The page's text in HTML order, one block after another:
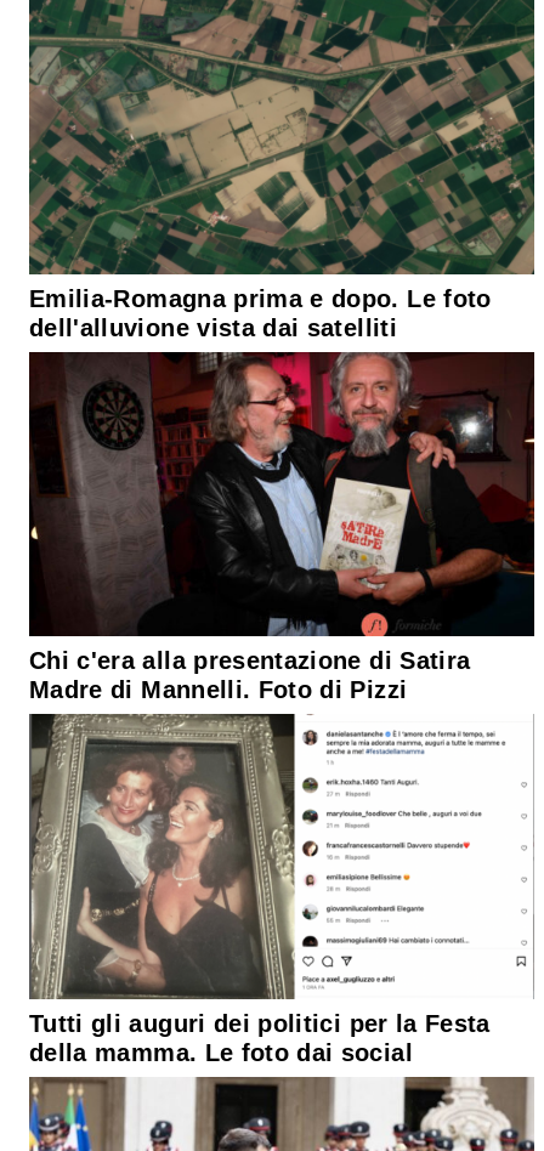
Emilia-Romagna prima e dopo. Le foto
dell'alluvione vista dai satelliti
Chi c'era alla presentazione di Satira
Madre di Mannelli. Foto di Pizzi
Tutti gli auguri dei politici per la Festa
della mamma. Le foto dai social